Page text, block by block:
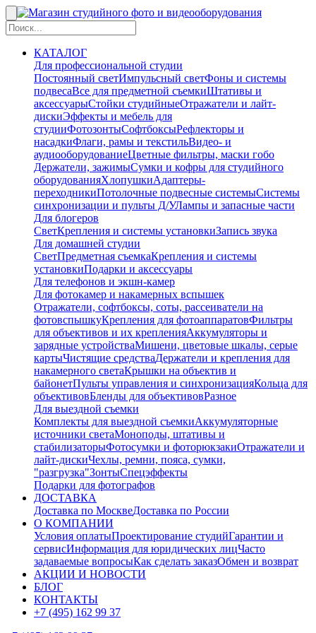
КАТАЛОГ
Для профессиональной студии
Постоянный светИмпульсный светФоны и системы
подвесаВсе для предметной съемкиШтативы и
аксессуарыСтойки студийныеОтражатели и лайт-
дискиЭффекты и мебель для
студииФотозонтыСофтбоксыРефлекторы и
насадкиФлаги, рамы и текстильВидео- и
аудиооборудованиеЦветные фильтры, маски гобо
Держатели, зажимыСумки и кофры для студийного
оборудованияХлопушкиАдаптеры-
переходникиПотолочные подвесные системыСистемы
синхронизации и пульты Д/УЛампы и запасные части
Для блогеров
СветКрепления и системы установкиЗапись звука
Для домашней студии
СветПредметная съемкаКрепления и системы
установкиПодарки и аксессуары
Для телефонов и экшн-камер
Для фотокамер и накамерных вспышек
Отражатели, софтбоксы, соты, рассеиватели на
фотовспышкуКрепления для фотоаппаратовФильтры
для объективов и их крепленияАккумуляторы и
зарядные устройстваМишени, цветовые шкалы, серые
картыЧистящие средстваДержатели и крепления для
накамерного светаКрышки на объектив и
байонетПульты управления и синхронизацияКольца для
объективовБленды для объективовРазное
Для выездной съемки
Комплекты для выездной съемкиАккумуляторные
источники светаМоноподы, штативы и
стабилизаторыФотосумки и фоторюкзакиОтражатели и
лайт-дискиЧехлы, ремни, пояса, сумки,
"разгрузка"ЗонтыСпецэффекты
Подарки для фотографов
ДОСТАВКА
Доставка по МосквеДоставка по России
О КОМПАНИИ
Условия оплатыПроектирование студийГарантии и
сервисИнформация для юридических лицЧасто
задаваемые вопросыКак сделать заказОбмен и возврат
АКЦИИ И НОВОСТИ
БЛОГ
КОНТАКТЫ
+7 (495) 162 99 37